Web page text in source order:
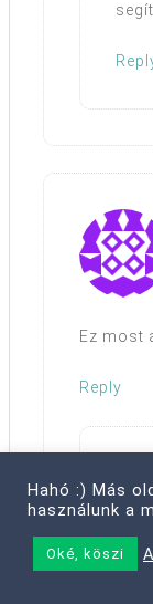
Ez most
Reply
Hahó :) Más
használunk a
Oké, köszi